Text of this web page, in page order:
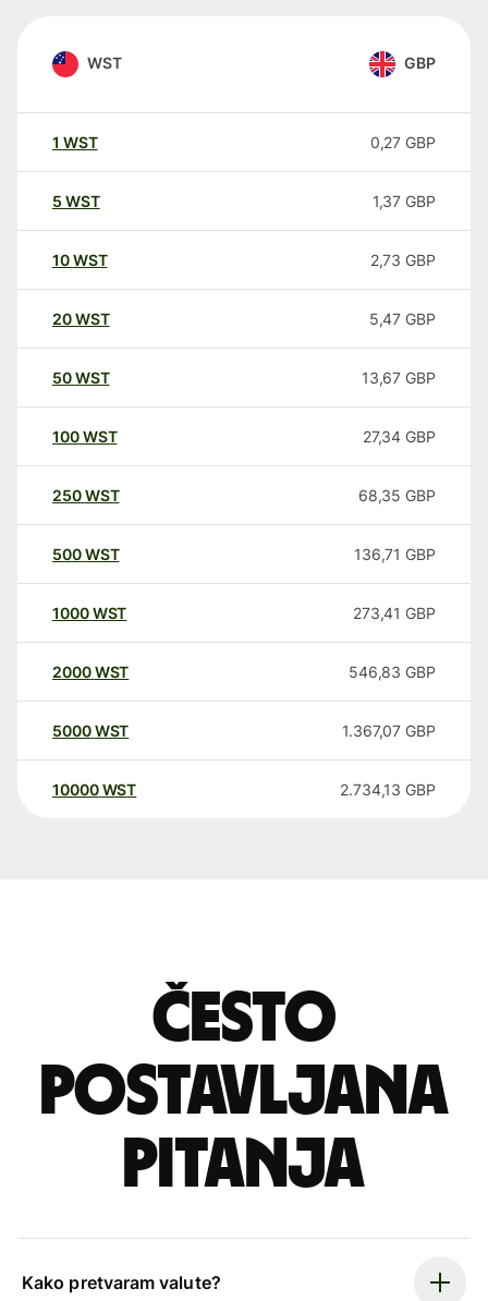
WST GBP
1 WST 0,27 GBP
5 WST 1,37 GBP
10WST 2,73 GBP
20WST 5,47 GBP
50WST 13,67 GBP
100WST 27,34 GBP
250WST 68,35 GBP
500WST 136,71 GBP
1000WST 273,41 GBP
2000WST 546,83 GBP
5000WST 1.367,07 GBP
10000 WST 2.734,13 GBP
Često
postavljana
pitanja
Kako pretvaram valute?